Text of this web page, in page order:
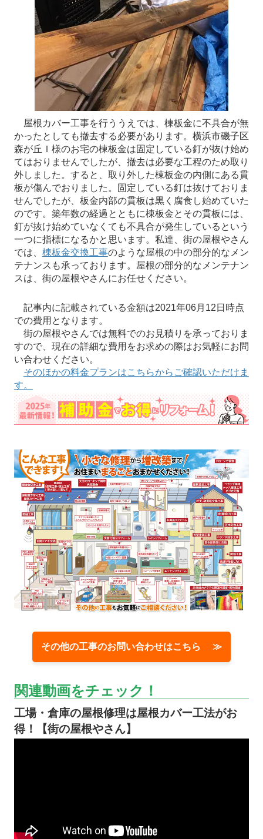
屋根カバー工事を行ううえでは、棟板金に不具合が無
かったとしても撤去する必要があります。横浜市磯子区
森が丘Ｉ様のお宅の棟板金は固定している釘が抜け始め
てはおりませんでしたが、撤去は必要な工程のため取り
外しました。すると、取り外した棟板金の内側にある貫
板が傷んでおりました。固定している釘は抜けておりま
せんでしたが、板金内部の貫板は黒く腐食し始めていた
のです。築年数の経過とともに棟板金とその貫板には、
釘が抜け始めていなくても不具合が発生しているという
一つに指標になるかと思います。私達、街の屋根やさん
では、 棟板金交換工事のような屋根の中の部分的なメン
テナンスも承っております。屋根の部分的なメンテナン
スは、街の屋根やさんにお任せください。
記事内に記載されている金額は2021年06月12日時点
での費用となります。
街の屋根やさんでは無料でのお見積りを承っておりま
すので、現在の詳細な費用をお求めの際はお気軽にお問
い合わせください。
そのほかの料金プランはこちらからご確認いただけま
す。
その他の工事のお問い合わせはこちら ≫
関連動画をチェック！
工場・倉庫の屋根修理は屋根カバー工法がお
得！【街の屋根やさん】